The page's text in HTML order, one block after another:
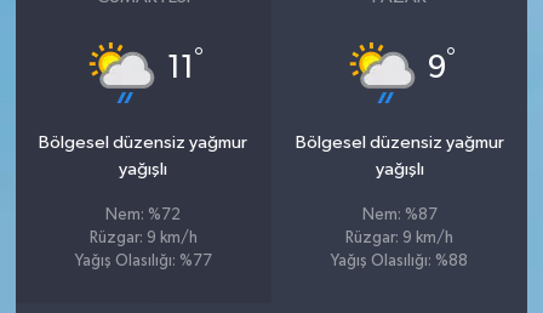
11 °
Bölgesel düzensiz yağmur
yağışlı
Nem: %72
Rüzgar: 9 km/h
Yağış Olasılığı: %77
9°
Bölgesel düzensiz yağmur
yağışlı
Nem: %87
Rüzgar: 9 km/h
Yağış Olasılığı: %88